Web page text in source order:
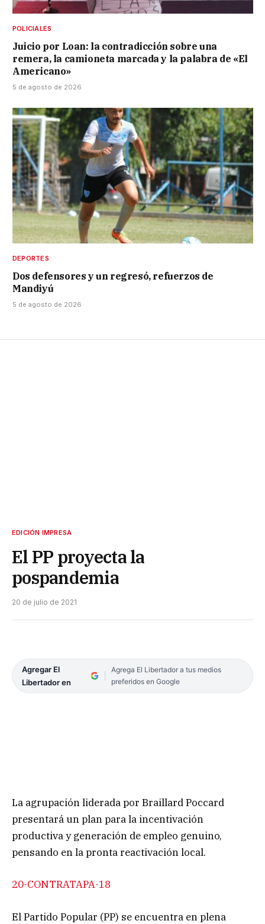
POLICIALES
Juicio por Loan: la contradicción sobre una
remera, la camioneta marcada y la palabra de «El
Americano»
5 de agosto de 2026
DEPORTES
Dos defensores y un regresó, refuerzos de
Mandiyú
5 de agosto de 2026
EDICIÓN IMPRESA
El PP proyecta la
pospandemia
20 de julio de 2021
Agregar El
Libertador en
Agrega El Libertador a tus medios
preferidos en Google
La agrupación liderada por Braillard Poccard
presentará un plan para la incentivación
productiva y generación de empleo genuino,
pensando en la pronta reactivación local.
20-CONTRATAPA-18
El Partido Popular (PP) se encuentra en plena